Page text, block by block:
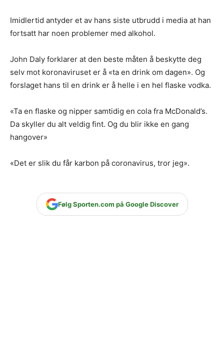
Imidlertid antyder et av hans siste utbrudd i media at han
fortsatt har noen problemer med alkohol.
John Daly forklarer at den beste måten å beskytte deg
selv mot koronaviruset er å «ta en drink om dagen». Og
forslaget hans til en drink er å helle i en hel flaske vodka.
«Ta en flaske og nipper samtidig en cola fra McDonald’s.
Da skyller du alt veldig fint. Og du blir ikke en gang
hangover»
«Det er slik du får karbon på coronavirus, tror jeg».
Følg Sporten.com på Google Discover